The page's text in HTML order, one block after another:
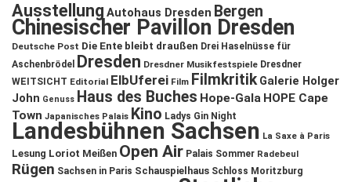
Ausstellung Autohaus Dresden Bergen
Chinesischer Pavillon Dresden
Deutsche Post Die Ente bleibt draußen Drei Haselnüsse für
Aschenbrödel
Dresden Dresdner Musikfestspiele Dresdner
WEITSICHT Editorial ElbUferei Film Filmkritik Galerie Holger
John Genuss Haus des Buches Hope-Gala HOPE Cape
Town Japanisches Palais Kino Ladys Gin Night
Landesbühnen Sachsen La Saxe à Paris
Lesung Loriot Meißen Open Air Palais Sommer Radebeul
Rügen Sachsen in Paris Schauspielhaus Schloss Moritzburg